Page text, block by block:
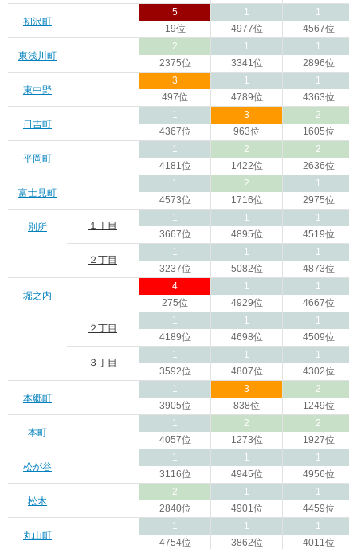
初沢町
5
19位
1
4977位
1
4567位
東浅川町
2
2375位
1
3341位
1
2896位
東中野
3
497位
1
4789位
1
4363位
日吉町
1
4367位
3
963位
2
1605位
平岡町
1
4181位
2
1422位
2
2636位
富士見町
1
4573位
2
1716位
1
2975位
別所 １丁目
1
3667位
1
4895位
1
4519位
２丁目
1
3237位
1
5082位
1
4873位
堀之内
4
275位
1
4929位
1
4667位
２丁目
1
4189位
1
4698位
1
4509位
３丁目
1
3592位
1
4807位
1
4302位
本郷町
1
3905位
3
838位
2
1249位
本町
1
4057位
2
1273位
2
1927位
松が谷
1
3116位
1
4945位
1
4956位
松木
2
2840位
1
4901位
1
4459位
丸山町
1
4754位
1
3862位
1
4011位